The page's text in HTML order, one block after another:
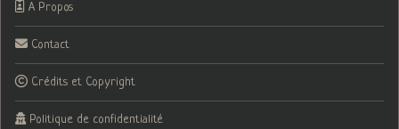
A Propos
Contact
Crédits et Copyright
Politique de confidentialité